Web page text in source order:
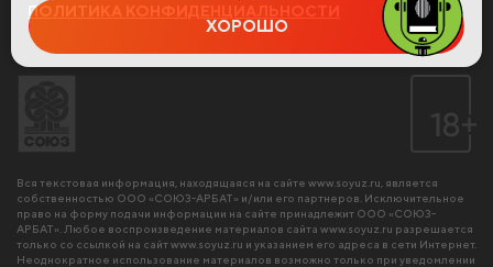
ПОЛИТИКА КОНФИДЕНЦИАЛЬНОСТИ
Вся текстовая информация, находящаяся на сайте www.soyuz.ru , является
собственностью ООО «СОЮЗ-АРБАТ» и/или его партнеров. Исключительное
право на форму подачи информации на сайте принадлежит ООО «СОЮЗ-
АРБАТ». Любое воспроизведение материалов сайта www.soyuz.ru разрешается
только со ссылкой на сайтwww.soyuz.ru и указанием его адреса в сети Интернет.
Неоднократное использование материалов возможно только при уведомлении
ХОРОШО